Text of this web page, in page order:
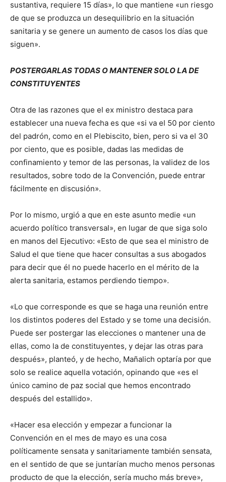
sustantiva, requiere 15 días», lo que mantiene «un riesgo
de que se produzca un desequilibrio en la situación
sanitaria y se genere un aumento de casos los días que
siguen».
POSTERGARLAS TODAS O MANTENER SOLO LA DE
CONSTITUYENTES
Otra de las razones que el ex ministro destaca para
establecer una nueva fecha es que «si va el 50 por ciento
del padrón, como en el Plebiscito, bien, pero si va el 30
por ciento, que es posible, dadas las medidas de
confinamiento y temor de las personas, la validez de los
resultados, sobre todo de la Convención, puede entrar
fácilmente en discusión».
Por lo mismo, urgió a que en este asunto medie «un
acuerdo político transversal», en lugar de que siga solo
en manos del Ejecutivo: «Esto de que sea el ministro de
Salud el que tiene que hacer consultas a sus abogados
para decir que él no puede hacerlo en el mérito de la
alerta sanitaria, estamos perdiendo tiempo».
«Lo que corresponde es que se haga una reunión entre
los distintos poderes del Estado y se tome una decisión.
Puede ser postergar las elecciones o mantener una de
ellas, como la de constituyentes, y dejar las otras para
después», planteó, y de hecho, Mañalich optaría por que
solo se realice aquella votación, opinando que «es el
único camino de paz social que hemos encontrado
después del estallido».
«Hacer esa elección y empezar a funcionar la
Convención en el mes de mayo es una cosa
políticamente sensata y sanitariamente también sensata,
en el sentido de que se juntarían mucho menos personas
producto de que la elección, sería mucho más breve»,